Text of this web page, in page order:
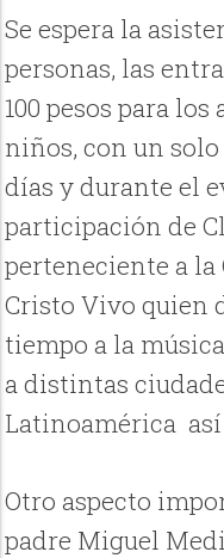
Se espera la
personas, las
100 pesos para
niños, con un solo
días y durante el
participación de
perteneciente a la
Cristo Vivo quien
tiempo a la
a distintas
Latinoamérica así
Otro aspecto
padre Miguel